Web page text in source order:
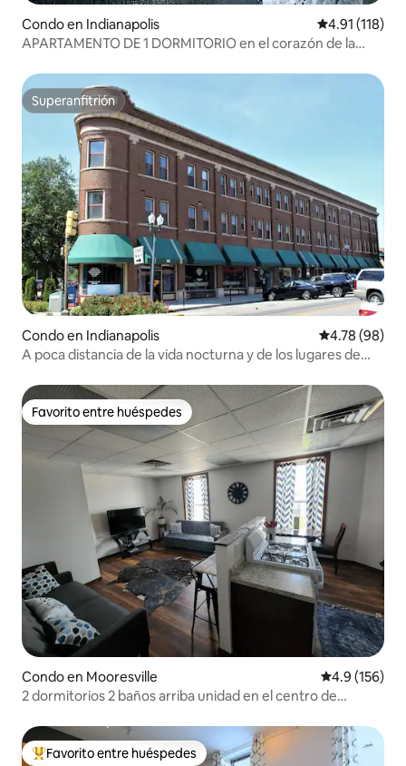
Condo en Indianapolis Calificación
4.91 (118)
APARTAMENTO DE 1 DORMITORIO en el corazón de la
Superanfitrión
Superanfitrión
Condo en Indianapolis Calificación
4.78 (98)
A poca distancia de la vida nocturna y de los lugares de
Favorito entre huéspedes
Favorito entre huéspedes
Condo en Mooresville Calificación
4.9 (156)
2 dormitorios 2 baños arriba unidad en el centro de
Favorito entre huéspedes preferido
Favorito entre huéspedes